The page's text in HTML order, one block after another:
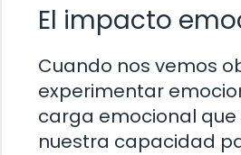
El impacto
Cuando nos vemos
experimentar
carga emocional
nuestra capacidad